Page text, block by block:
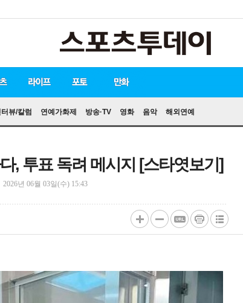
뷰/칼럼 연예가화제 방송·TV 영화 음악 해외연예
, 투표 독려 메시지 [스타엿보기]
2026년 06월 03일(수) 15:43